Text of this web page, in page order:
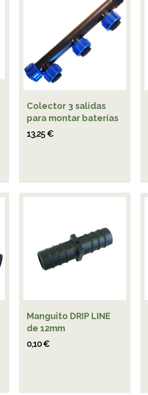
Colector 3 salidas
para montar baterías
13,25 €
Manguito DRIP LINE
de 12mm
0,10 €